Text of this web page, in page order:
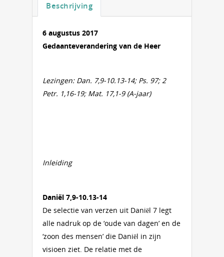
Beschrijving
6 augustus 2017
Gedaanteverandering van de Heer
Lezingen: Dan. 7,9-10.13-14; Ps. 97; 2
Petr. 1,16-19; Mat. 17,1-9 (A-jaar)
Inleiding
Daniël 7,9-10.13-14
De selectie van verzen uit Daniël 7 legt
alle nadruk op de ‘oude van dagen’ en de
‘zoon des mensen’ die Daniël in zijn
visioen ziet. De relatie met de